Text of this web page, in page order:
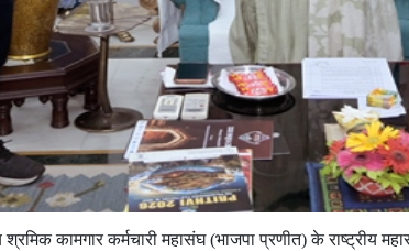
कामगार कर्मचारी महासंघ (भाजपा प्रणीत) के राष्ट्रीय